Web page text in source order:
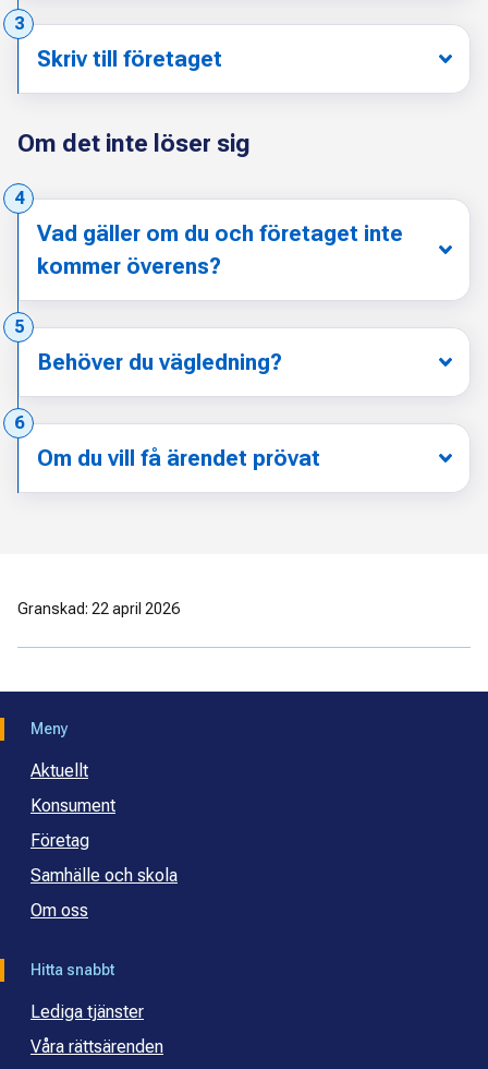
Steg:
3
Skriv till företaget
Om det inte löser sig
Steg:
4
Vad gäller om du och företaget inte
kommer överens?
Steg:
5
Behöver du vägledning?
Steg:
6
Om du vill få ärendet prövat
Granskad: 22 april 2026
Meny
Aktuellt
Konsument
Företag
Samhälle och skola
Om oss
Hitta snabbt
Lediga tjänster
Våra rättsärenden